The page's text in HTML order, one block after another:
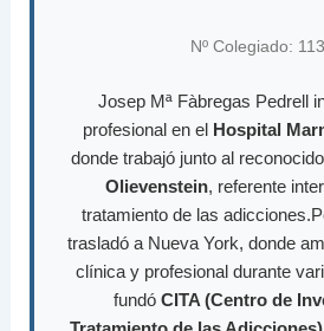
Nº Colegiado:
Josep Mª Fàbregas Pedrell
profesional en el Hospital
donde trabajó junto al reconocido
Olievenstein, referente
tratamiento de las
trasladó a Nueva York, donde
clínica y profesional durante
fundó CITA (Centro de